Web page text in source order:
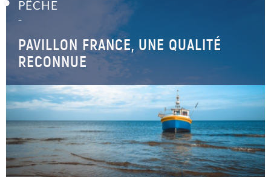
PÊCHE
–
PAVILLON FRANCE, UNE QUALITÉ
RECONNUE